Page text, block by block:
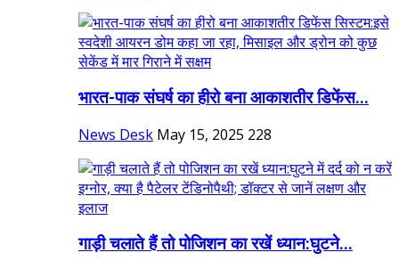
भारत-पाक संघर्ष का हीरो बना ​​​​​​​आकाशतीर डिफेंस...
News Desk May 15, 2025 228
गाड़ी चलाते हैं तो पोजिशन का रखें ध्यान:घुटने...